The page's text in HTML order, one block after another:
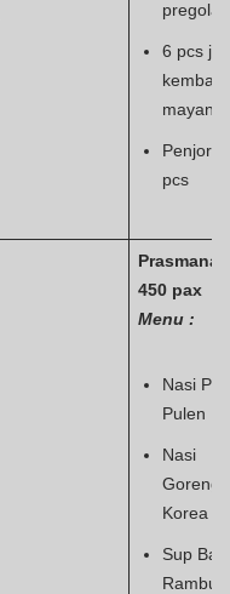
pregolan
6 pcs
mayang
Penjor 4
pcs
Prasmanan
450 pax
Menu :
Nasi
Pulen
Nasi
Goreng
Korea
Sup